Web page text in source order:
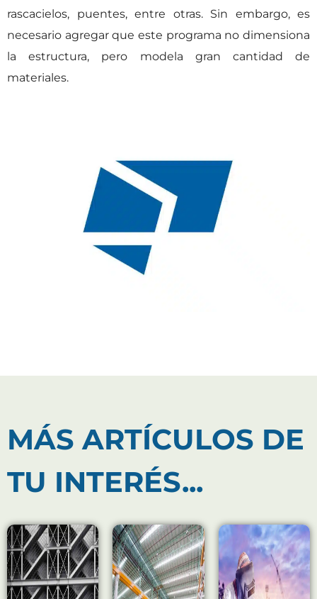
rascacielos, puentes, entre otras. Sin embargo, es
necesario agregar que este programa no dimensiona
la estructura, pero modela gran cantidad de
materiales.
MÁS ARTÍCULOS DE
TU INTERÉS...